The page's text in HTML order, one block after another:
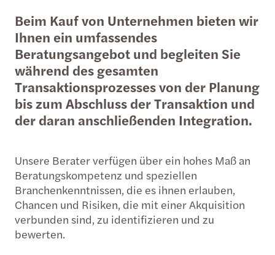
Beim Kauf von Unternehmen bieten wir
Ihnen ein umfassendes
Beratungsangebot und begleiten Sie
während des gesamten
Transaktionsprozesses von der Planung
bis zum Abschluss der Transaktion und
der daran anschließenden Integration.
Unsere Berater verfügen über ein hohes Maß an
Beratungskompetenz und speziellen
Branchenkenntnissen, die es ihnen erlauben,
Chancen und Risiken, die mit einer Akquisition
verbunden sind, zu identifizieren und zu
bewerten.